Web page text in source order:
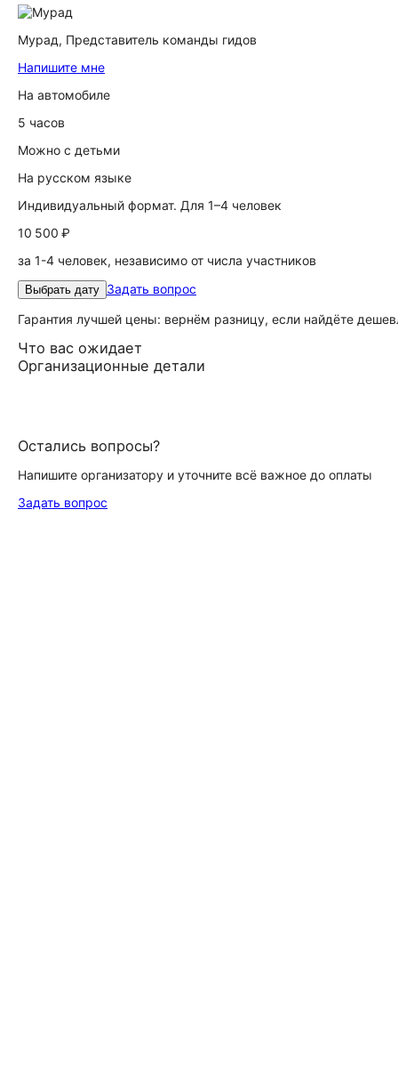
Мурад, Представитель команды гидов
Напишите мне
На автомобиле
5 часов
Можно с детьми
На русском языке
Индивидуальный формат. Для 1–4 человек
10 500 ₽
за 1-4 человек, независимо от числа участников
Выбрать дату Задать вопрос
Гарантия лучшей цены: вернём разницу, если найдёте
Что вас ожидает
Организационные детали
Остались вопросы?
Напишите организатору и уточните всё важное до оплаты
Задать вопрос